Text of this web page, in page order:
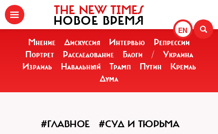
EN
THE NEW TIMES
НОВОЕ ВРЕМЯ
Мнение Дискуссия Интервью
Репрессии
Портрет
Расследование Блоги /
Украина
Израиль
Навальный Трамп Путин
Кремль
Дума
#ГЛАВНОЕ #СУД И ТЮРЬМА